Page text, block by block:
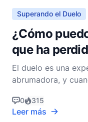
atento a
Superando el Duelo
¿Cómo
que ha
El duelo es una
abrumadora, y
saber cómo
pastor cristiano no
0 315
Leer más